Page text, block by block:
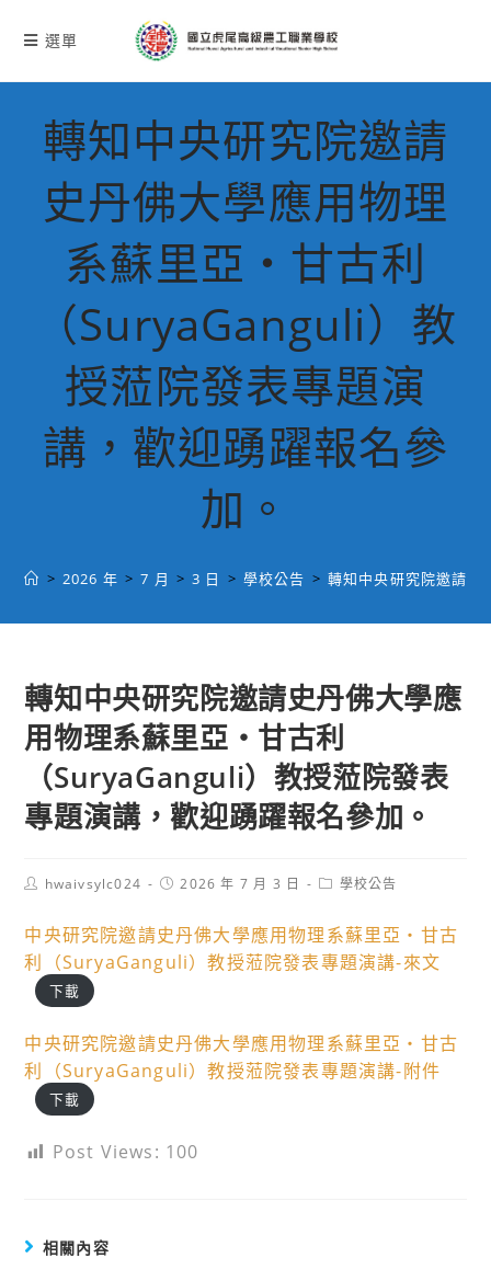
選單
轉知中央研究院邀請
史丹佛大學應用物理
系蘇里亞・甘古利
（SuryaGanguli）教
授蒞院發表專題演
講，歡迎踴躍報名參
加。
> 2026 年 > 7 月 > 3 日 > 學校公告 > 轉知中央研究院邀請
轉知中央研究院邀請史丹佛大學應
用物理系蘇里亞・甘古利
（SuryaGanguli）教授蒞院發表
專題演講，歡迎踴躍報名參加。
Posthwaivsylc024
Post2026 年 7 月 3 日
Post學校公告
中央研究院邀請史丹佛大學應用物理系蘇里亞・甘古
利（SuryaGanguli）教授蒞院發表專題演講-來文
下載
中央研究院邀請史丹佛大學應用物理系蘇里亞・甘古
利（SuryaGanguli）教授蒞院發表專題演講-附件
下載
Post Views: 100
相關內容